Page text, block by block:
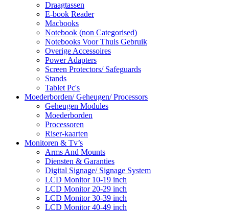
Draagtassen
E-book Reader
Macbooks
Notebook (non Categorised)
Notebooks Voor Thuis Gebruik
Overige Accessoires
Power Adapters
Screen Protectors/ Safeguards
Stands
Tablet Pc's
Moederborden/ Geheugen/ Processors
Geheugen Modules
Moederborden
Processoren
Riser-kaarten
Monitoren & Tv’s
Arms And Mounts
Diensten & Garanties
Digital Signage/ Signage System
LCD Monitor 10-19 inch
LCD Monitor 20-29 inch
LCD Monitor 30-39 inch
LCD Monitor 40-49 inch